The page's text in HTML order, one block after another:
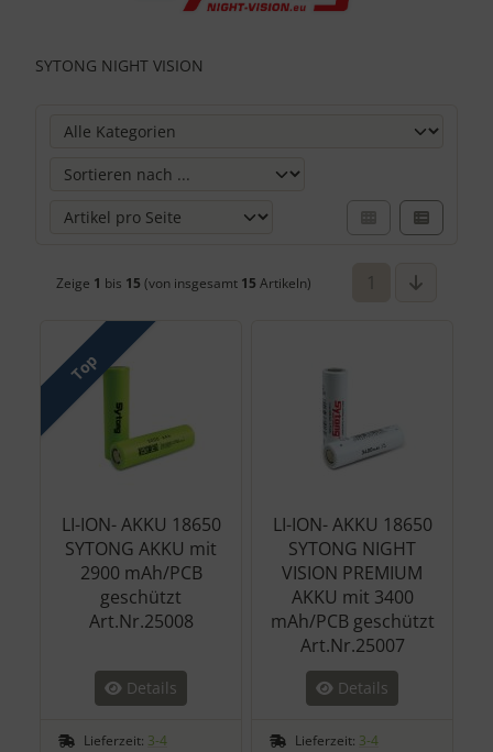
SYTONG NIGHT VISION
Zeige 1 bis 15 (von insgesamt 15 Artikeln)
Top
LI-ION- AKKU 18650
SYTONG AKKU mit
2900 mAh/PCB
geschützt
Art.Nr.25008
Details
Lieferzeit: 3-4
LI-ION- AKKU 18650
SYTONG NIGHT
VISION PREMIUM
AKKU mit 3400
mAh/PCB geschützt
Art.Nr.25007
Details
Lieferzeit: 3-4